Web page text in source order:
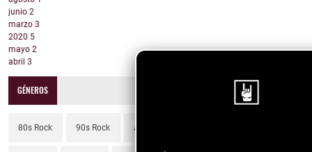
junio 2
marzo 3
2020 5
mayo 2
abril 3
GÉNEROS
80s Rock 90s Rock Adult Contemporary